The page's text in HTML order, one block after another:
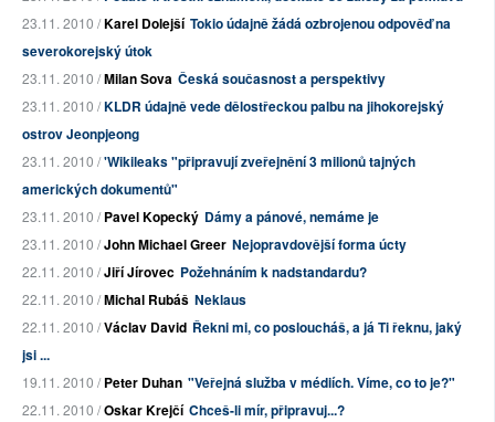
23.11. 2010 /Karel Dolejší Tokio údajně žádá ozbrojenou odpověď na
severokorejský útok
23.11. 2010 /Milan Sova Česká současnost a perspektivy
23.11. 2010 /KLDR údajně vede dělostřeckou palbu na jihokorejský
ostrov Jeonpjeong
23.11. 2010 /'Wikileaks "připravují zveřejnění 3 milionů tajných
amerických dokumentů"
23.11. 2010 /Pavel Kopecký Dámy a pánové, nemáme je
23.11. 2010 /John Michael Greer Nejopravdovější forma úcty
22.11. 2010 /Jiří Jírovec Požehnáním k nadstandardu?
22.11. 2010 /Michal Rubáš Neklaus
22.11. 2010 /Václav David Řekni mi, co posloucháš, a já Ti řeknu, jaký
jsi ...
19.11. 2010 /Peter Duhan "Veřejná služba v médiích. Víme, co to je?"
22.11. 2010 /Oskar Krejčí Chceš-li mír, připravuj...?